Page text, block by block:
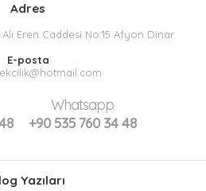
Adres
Eren Caddesi No:15 Afyon Dinar
E-posta
Whatsapp
+90 535 760 34 48
Yazıları